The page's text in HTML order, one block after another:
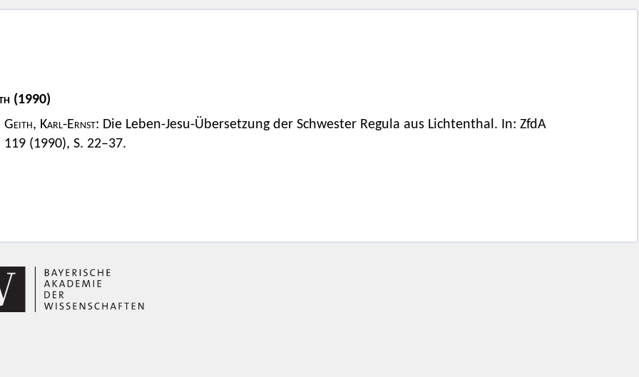
(1990)
Geith, Karl-Ernst: Die Leben-Jesu-Übersetzung der Schwester Regula aus Lichtenthal. In: ZfdA
119 (1990), S. 22–37.